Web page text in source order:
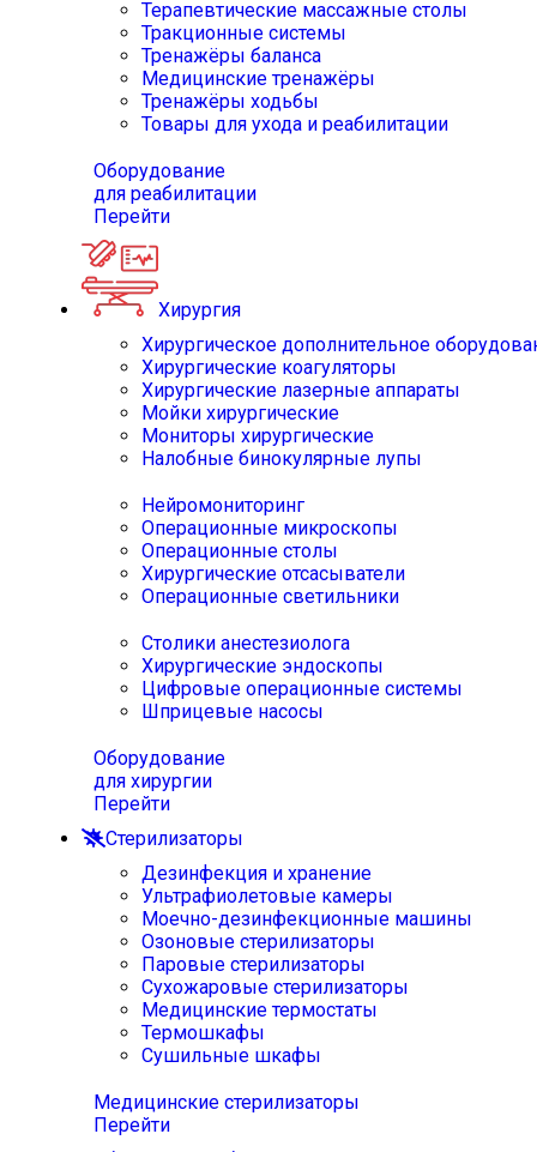
Терапевтические массажные столы
Тракционные системы
Тренажёры баланса
Медицинские тренажёры
Тренажёры ходьбы
Товары для ухода и реабилитации
Оборудование
для реабилитации
Перейти
Хирургия
Хирургическое дополнительное
Хирургические коагуляторы
Хирургические лазерные аппараты
Мойки хирургические
Мониторы хирургические
Налобные бинокулярные лупы
Нейромониторинг
Операционные микроскопы
Операционные столы
Хирургические отсасыватели
Операционные светильники
Столики анестезиолога
Хирургические эндоскопы
Цифровые операционные системы
Шприцевые насосы
Оборудование
для хирургии
Перейти
Стерилизаторы
Дезинфекция и хранение
Ультрафиолетовые камеры
Моечно-дезинфекционные машины
Озоновые стерилизаторы
Паровые стерилизаторы
Сухожаровые стерилизаторы
Медицинские термостаты
Термошкафы
Сушильные шкафы
Медицинские стерилизаторы
Перейти